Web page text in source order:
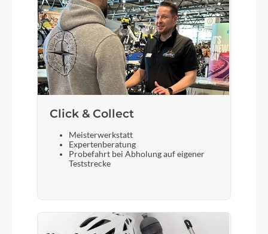
Click & Collect
Meisterwerkstatt
Expertenberatung
Probefahrt bei Abholung auf eigener
Teststrecke